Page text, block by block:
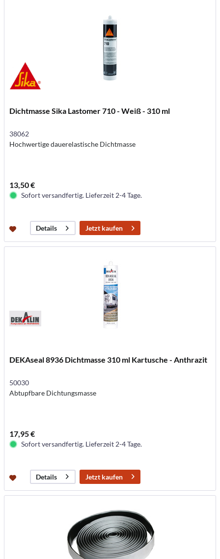
Dichtmasse Sika Lastomer 710 - Weiß - 310 ml
38062
Hochwertige dauerelastische Dichtmasse
13,50 €
Sofort versandfertig. Lieferzeit 2-4 Tage.
Details Jetzt kaufen
DEKAseal 8936 Dichtmasse 310 ml Kartusche - Anthrazit
50030
Abtupfbare Dichtungsmasse
17,95 €
Sofort versandfertig. Lieferzeit 2-4 Tage.
Details Jetzt kaufen